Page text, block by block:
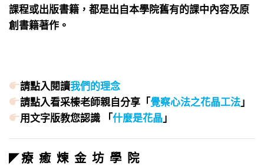
課程或出版書籍，都是出自本學院舊有的課中內容及原
創書籍著作。
請點入閱讀我們的理念
請點入看采榛老師親自分享「覺察心法之花晶工法」
用文字版教您認識 「什麼是花晶」
◤療 癒 煉 金 坊 學 院